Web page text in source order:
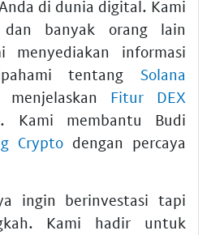
di dunia digital. Kami
banyak orang lain
menyediakan informasi
tentang Solana
Fitur DEX
Kami membantu Budi
Crypto dengan percaya
ingin berinvestasi tapi
Kami hadir untuk